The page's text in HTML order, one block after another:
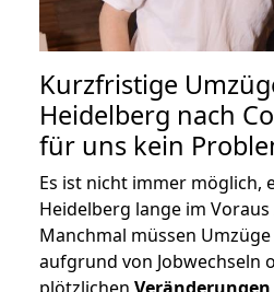
Kurzfristige
Heidelberg nach
für uns kein
Es ist nicht immer möglich,
Heidelberg lange im Voraus
Manchmal müssen
aufgrund von Jobwechseln